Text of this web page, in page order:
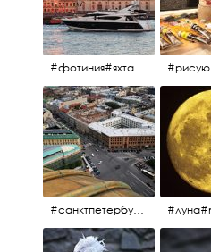
#фотиния#яхтафотиния#дмитриймедведев#медведев#яхта#алыепаруса2013#2013#алыепаруса #нева#санктпетербург #yachtphotinia#yacht
#санктпетербург #исаакиевскийсобор #исакий